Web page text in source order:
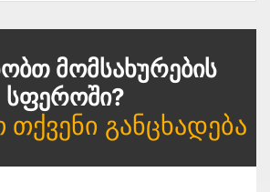
Მომსახურების
Სფეროში?
Განცხადება